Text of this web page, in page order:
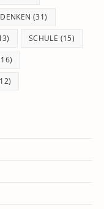
(31)
SCHULE (15)